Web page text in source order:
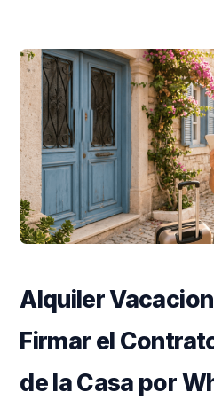
Alquiler
Firmar el
de la Casa por